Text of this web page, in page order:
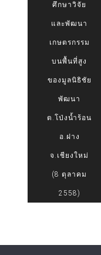
ศึกษาวิจัย
และพัฒนา
เกษตรกรรม
บนพื้นที่สูง
ของมูลนิธิชัย
พัฒนา
ต.โป่งน้ำร้อน
อ.ฝาง
จ.เชียงใหม่
(8 ตุลาคม
2558)